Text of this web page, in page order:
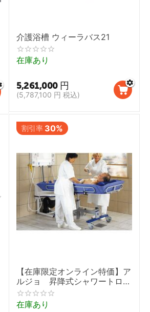
介護浴槽 ウィーラバス21
在庫あり
5,261,000 円
(5,787,100 円 税込)
割引率 30%
【在庫限定オンライン特価】ア
ルジョ 昇降式シャワートロリ
ー コンチェルト
在庫あり